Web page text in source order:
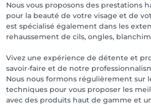
Nous vous proposons des prestations
pour la beauté de votre visage et de
est spécialisé également dans les
rehaussement de cils, ongles,
Vivez une expérience de détente et
savoir-faire et de notre
Nous nous formons régulièrement sur
techniques pour vous proposer les
avec des produits haut de gamme et